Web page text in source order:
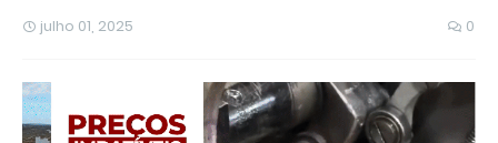
julho 01, 2025 0